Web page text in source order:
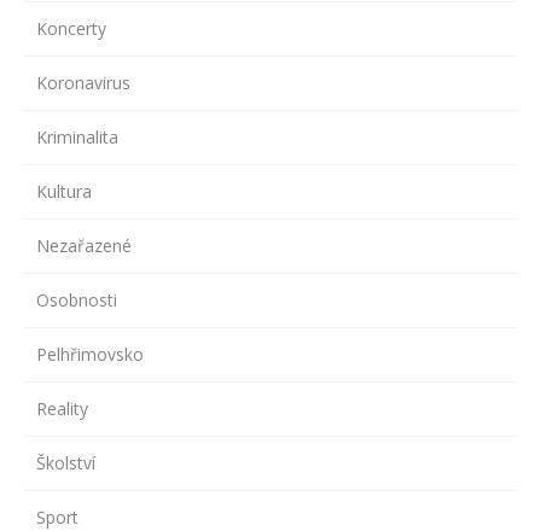
Koncerty
Koronavirus
Kriminalita
Kultura
Nezařazené
Osobnosti
Pelhřimovsko
Reality
Školství
Sport